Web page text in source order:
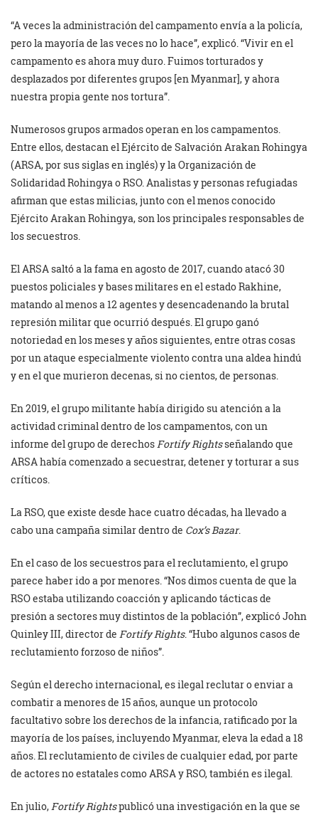
“A veces la administración del campamento envía a la policía,
pero la mayoría de las veces no lo hace”, explicó. “Vivir en el
campamento es ahora muy duro. Fuimos torturados y
desplazados por diferentes grupos [en Myanmar], y ahora
nuestra propia gente nos tortura”.
Numerosos grupos armados operan en los campamentos.
Entre ellos, destacan el Ejército de Salvación Arakan Rohingya
(ARSA, por sus siglas en inglés) y la Organización de
Solidaridad Rohingya o RSO. Analistas y personas refugiadas
afirman que estas milicias, junto con el menos conocido
Ejército Arakan Rohingya, son los principales responsables de
los secuestros.
El ARSA saltó a la fama en agosto de 2017, cuando atacó 30
puestos policiales y bases militares en el estado Rakhine,
matando al menos a 12 agentes y desencadenando la brutal
represión militar que ocurrió después. El grupo ganó
notoriedad en los meses y años siguientes, entre otras cosas
por un ataque especialmente violento contra una aldea hindú
y en el que murieron decenas, si no cientos, de personas.
En 2019, el grupo militante había dirigido su atención a la
actividad criminal dentro de los campamentos, con un
informe del grupo de derechos Fortify Rightsseñalando que
ARSA había comenzado a secuestrar, detener y torturar a sus
críticos.
La RSO, que existe desde hace cuatro décadas, ha llevado a
cabo una campaña similar dentro de Cox’s Bazar.
En el caso de los secuestros para el reclutamiento, el grupo
parece haber ido a por menores. “Nos dimos cuenta de que la
RSO estaba utilizando coacción y aplicando tácticas de
presión a sectores muy distintos de la población”, explicó John
Quinley III, director de Fortify Rights. “Hubo algunos casos de
reclutamiento forzoso de niños”.
Según el derecho internacional, es ilegal reclutar o enviar a
combatir a menores de 15 años, aunque un protocolo
facultativo sobre los derechos de la infancia, ratificado por la
mayoría de los países, incluyendo Myanmar, eleva la edad a 18
años. El reclutamiento de civiles de cualquier edad, por parte
de actores no estatales como ARSA y RSO, también es ilegal.
En julio, Fortify Rightspublicó una investigación en la que se